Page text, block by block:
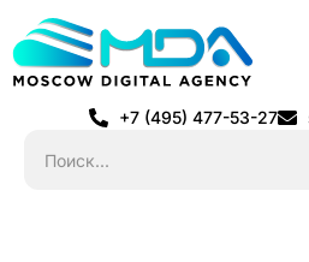
+7 (495) 477-53-27